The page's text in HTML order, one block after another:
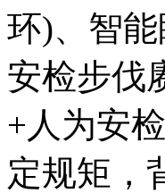
环)、智
安检步伐
+人为安
定规矩，